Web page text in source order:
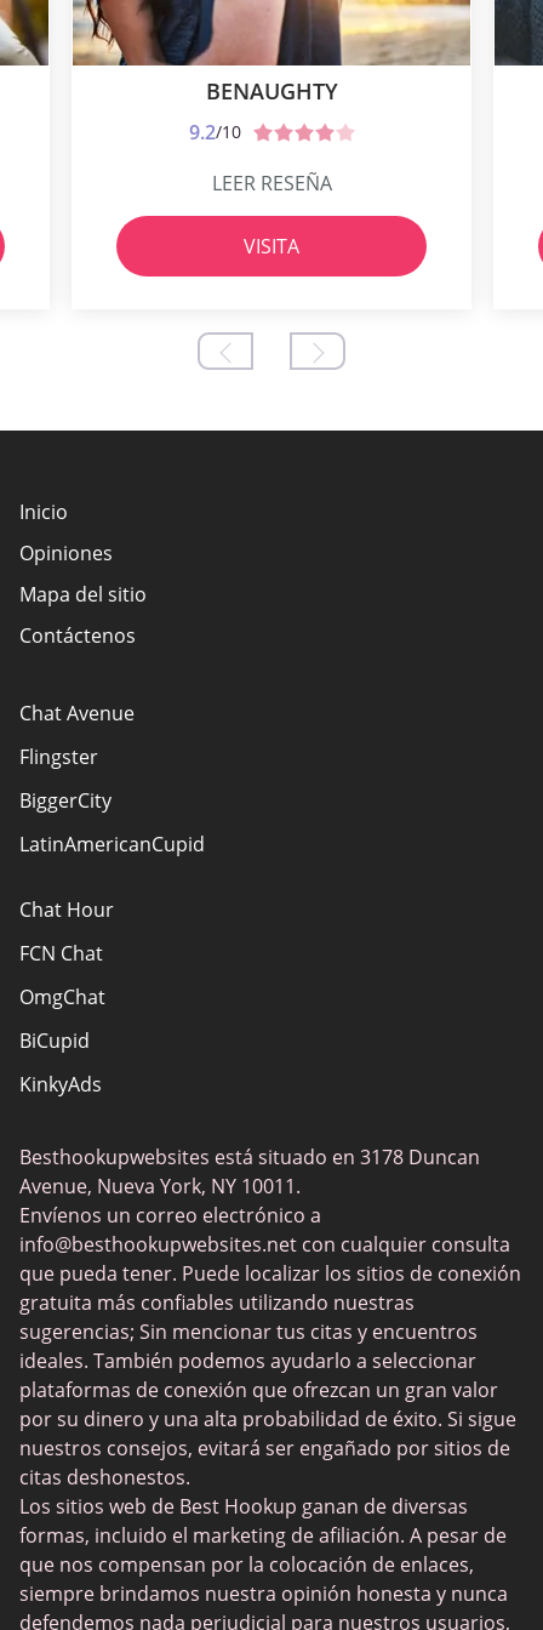
BENAUGHTY
9.2/10
LEER RESEÑA
VISITA
Inicio
Opiniones
Mapa del sitio
Contáctenos
Chat Avenue
Flingster
BiggerCity
LatinAmericanCupid
Chat Hour
FCN Chat
OmgChat
BiCupid
KinkyAds
Together2Night
MyLOL
Swingtowns
Instabang
Besthookupwebsites está situado en 3178 Duncan
Avenue, Nueva York, NY 10011.
Envíenos un correo electrónico a
info@besthookupwebsites.net con cualquier consulta
que pueda tener. Puede localizar los sitios de conexión
gratuita más confiables utilizando nuestras
sugerencias; Sin mencionar tus citas y encuentros
ideales. También podemos ayudarlo a seleccionar
plataformas de conexión que ofrezcan un gran valor
por su dinero y una alta probabilidad de éxito. Si sigue
nuestros consejos, evitará ser engañado por sitios de
citas deshonestos.
Los sitios web de Best Hookup ganan de diversas
formas, incluido el marketing de afiliación. A pesar de
que nos compensan por la colocación de enlaces,
siempre brindamos nuestra opinión honesta y nunca
defendemos nada perjudicial para nuestros usuarios,